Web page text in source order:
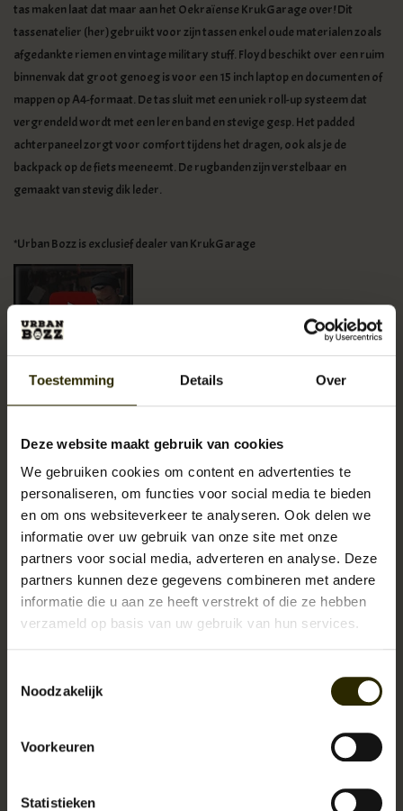
Toestemming Details Over
Deze website maakt gebruik van cookies
We gebruiken cookies om content en advertenties te
personaliseren, om functies voor social media te bieden
en om ons websiteverkeer te analyseren. Ook delen we
informatie over uw gebruik van onze site met onze
partners voor social media, adverteren en analyse. Deze
partners kunnen deze gegevens combineren met andere
informatie die u aan ze heeft verstrekt of die ze hebben
verzameld op basis van uw gebruik van hun services.
Noodzakelijk
Voorkeuren
Statistieken
tas maken laat dat maar aan het Oekraïense KrukGarage over! Dit
tassenatelier (her)gebruikt voor zijn tassen enkel oude materialen zoals
afgedankte riemen en vintage military stuff. Floyd beschikt over een ruim
binnenvak dat groot genoeg is voor een 15 inch laptop en documenten of
mappen op A4-formaat. De tas sluit met een uniek roll-up systeem dat
vergrendeld wordt met een leren band en stevige gesp. Het padded
achterpaneel zorgt voor comfort tijdens het dragen, ook als je de
backpack op de fiets meeneemt. De rugbanden zijn verstelbaar en
gemaakt van stevig dik leder.
*Urban Bozz is exclusief dealer van KrukGarage
B35 x H44 x D9 cm (uitgerold 57 cm hoogte)
Hoofdcompartiment met pocket, volledig gevoerd met denim.
1 voorvak.
Padded achterpaneel.
Verstelbare lederen rugbanden.
Tas uit de Military leather rolltop-collection.
And now for something completely different: Kruk Garage gebruikt